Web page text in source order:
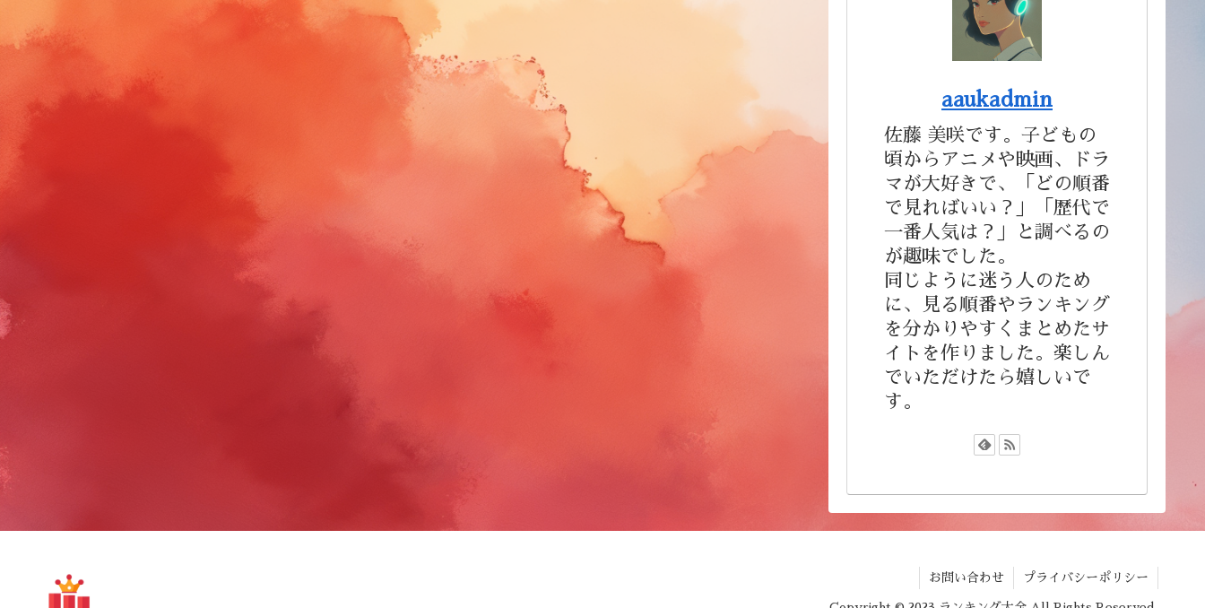
aaukadmin
佐藤 美咲です。子どもの
頃からアニメや映画、ドラ
マが大好きで、「どの順番
で見ればいい？」「歴代で
一番人気は？」と調べるの
が趣味でした。
同じように迷う人のため
に、見る順番やランキング
を分かりやすくまとめたサ
イトを作りました。楽しん
でいただけたら嬉しいで
す。
お問い合わせ プライバシーポリシー